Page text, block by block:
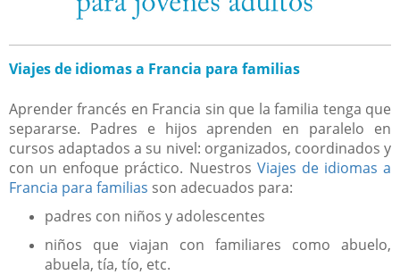
Viajes de idiomas a Francia para familias
Aprender francés en Francia sin que la familia tenga que
separarse. Padres e hijos aprenden en paralelo en
cursos adaptados a su nivel: organizados, coordinados y
con un enfoque práctico. Nuestros Viajes de idiomas a
Francia para familias son adecuados para:
padres con niños y adolescentes
niños que viajan con familiares como abuelo,
abuela, tía, tío, etc.